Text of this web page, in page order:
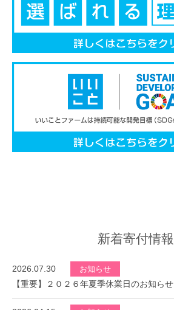
新着寄付情報
2026.07.30 お知らせ
【重要】２０２６年夏季休業日のお知らせ